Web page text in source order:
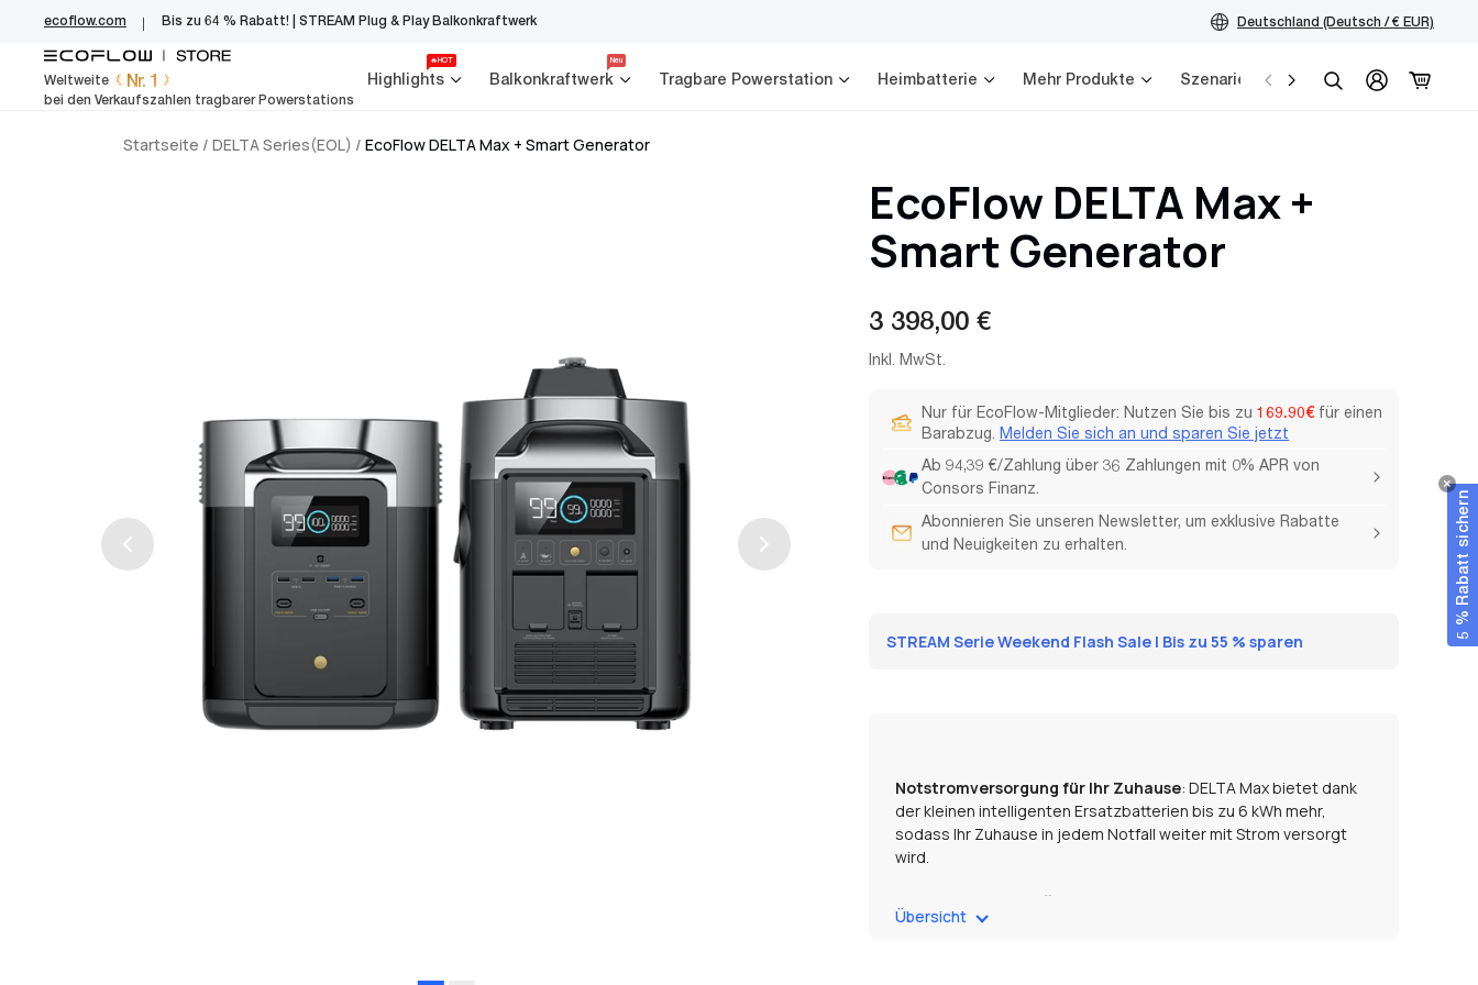
EcoFlow Germany
springen
ecoflow.com Bis zu 64 % Rabatt! | STREAM Plug & Play Balkonkraftwerk Deutschland (Deutsch / € EUR)
Weltweite Nr. 1
bei den Verkaufszahlen tragbarer Powerstations
Highlights
🔥HOT
Balkonkraftwerk
Neu
Tragbare Powerstation Heimbatterie Mehr Produkte Szenarien
Service
Startseite / DELTA Series(EOL) / EcoFlow DELTA Max + Smart Generator
EcoFlow DELTA Max +
Smart Generator
Regulärer
Preis
3 398,00 €
Inkl. MwSt.
Nur für EcoFlow-Mitglieder: Nutzen Sie bis zu169.90€für einen
Barabzug. Melden Sie sich an und sparen Sie jetzt
Ab 94,39 €/Zahlung über 36 Zahlungen mit 0% APR von
Consors Finanz.
Abonnieren Sie unseren Newsletter, um exklusive Rabatte
und Neuigkeiten zu erhalten.
STREAM Serie Weekend Flash Sale | Bis zu 55 % sparen
Notstromversorgung für Ihr Zuhause: DELTA Max bietet dank
der kleinen intelligenten Ersatzbatterien bis zu 6 kWh mehr,
sodass Ihr Zuhause in jedem Notfall weiter mit Strom versorgt
wird.
Schnelle Doppelaufladung
einer Stunde von 0 auf 80 % auf. Profitieren Sie dank der
Übersicht
5 % Rabatt sichern